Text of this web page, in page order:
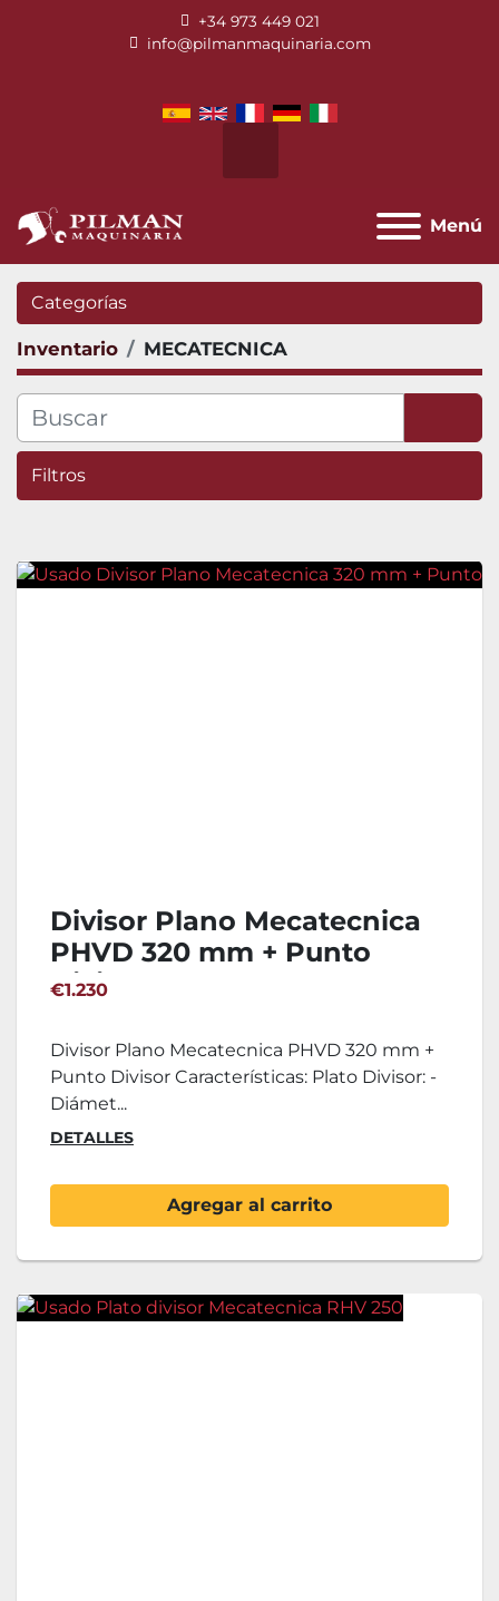
+34 973 449 021
info@pilmanmaquinaria.com
facebook
twitterinstagram
youtube
Menú
Categorías
Inventario MECATECNICA
Filtros
Divisor Plano Mecatecnica
PHVD 320 mm + Punto
Divisor
€1.230
Divisor Plano Mecatecnica PHVD 320 mm +
Punto Divisor Características: Plato Divisor: -
Diámet...
DETALLES
Agregar al carrito